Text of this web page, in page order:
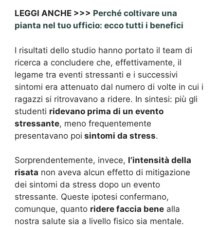
LEGGI ANCHE >>> Perché coltivare una
pianta nel tuo ufficio: ecco tutti i benefici
I risultati dello studio hanno portato il team di
ricerca a concludere che, effettivamente, il
legame tra eventi stressanti e i successivi
sintomi era attenuato dal numero di volte in cui i
ragazzi si ritrovavano a ridere. In sintesi: più gli
studenti ridevano prima di un evento
stressante, meno frequentemente
presentavano poi sintomi da stress.
Sorprendentemente, invece, l’intensità della
risata non aveva alcun effetto di mitigazione
dei sintomi da stress dopo un evento
stressante. Queste ipotesi confermano,
comunque, quanto ridere faccia bene alla
nostra salute sia a livello fisico sia mentale.